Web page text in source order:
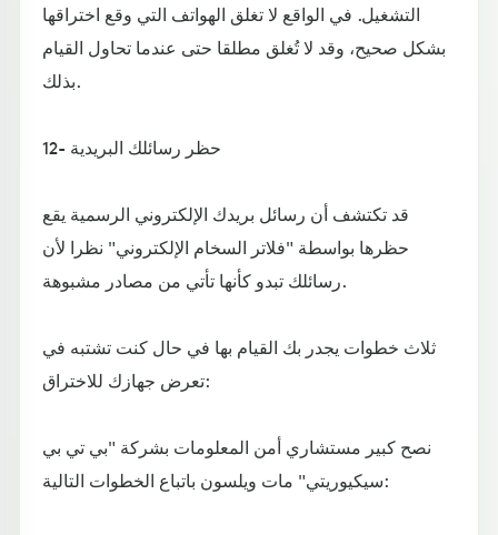
التشغيل. في الواقع لا تغلق الهواتف التي وقع اختراقها
بشكل صحيح، وقد لا تُغلق مطلقا حتى عندما تحاول القيام
بذلك.
12- حظر رسائلك البريدية
قد تكتشف أن رسائل بريدك الإلكتروني الرسمية يقع
حظرها بواسطة "فلاتر السخام الإلكتروني" نظرا لأن
رسائلك تبدو كأنها تأتي من مصادر مشبوهة.
ثلاث خطوات يجدر بك القيام بها في حال كنت تشتبه في
تعرض جهازك للاختراق:
نصح كبير مستشاري أمن المعلومات بشركة "بي تي بي
سيكيوريتي" مات ويلسون باتباع الخطوات التالية: